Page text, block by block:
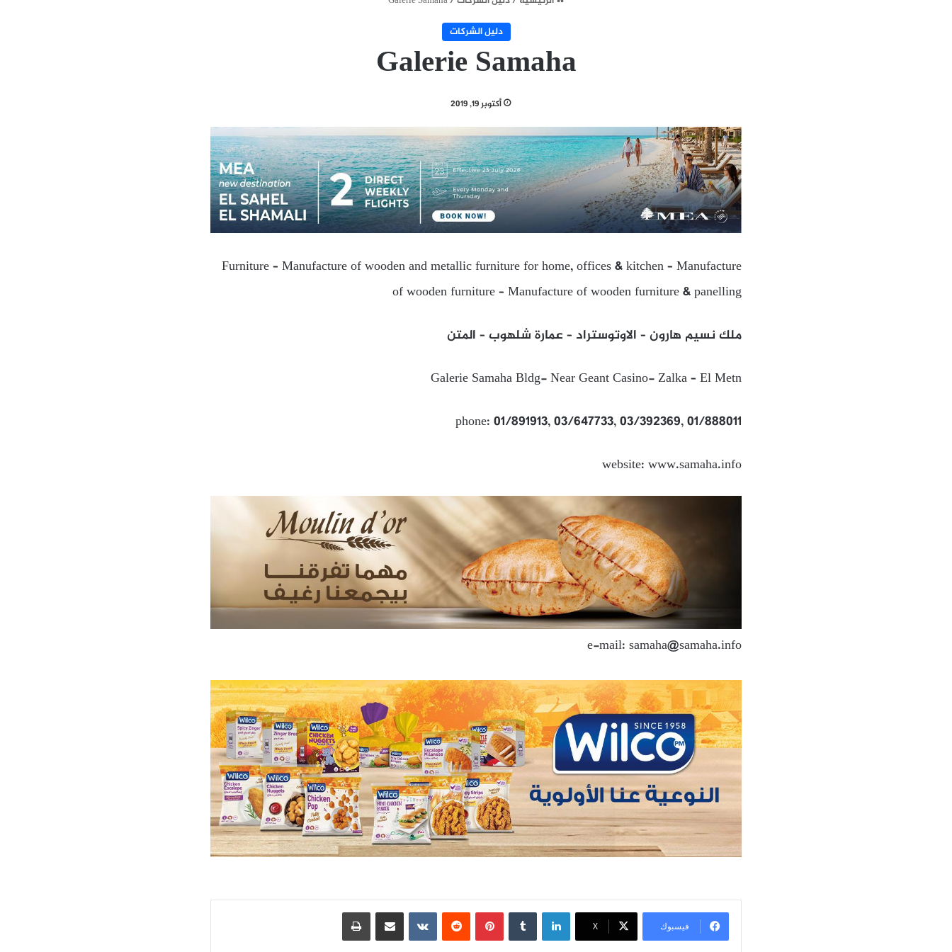
دليل الشركات
Galerie Samaha
أكتوبر 19, 2019
Furniture – Manufacture of wooden and metallic furniture for home, offices & kitchen – Manufacture
of wooden furniture – Manufacture of wooden furniture & panelling
ملك نسيم هارون – الاوتوستراد – عمارة شلهوب – المتن
Galerie Samaha Bldg- Near Geant Casino- Zalka – El Metn
phone: 01/891913, 03/647733, 03/392369, 01/888011
website: www.samaha.info
e-mail: samaha@samaha.info
فيسبوك X
لينكدإن بينتيريست مشاركة عبر البريد طباعة